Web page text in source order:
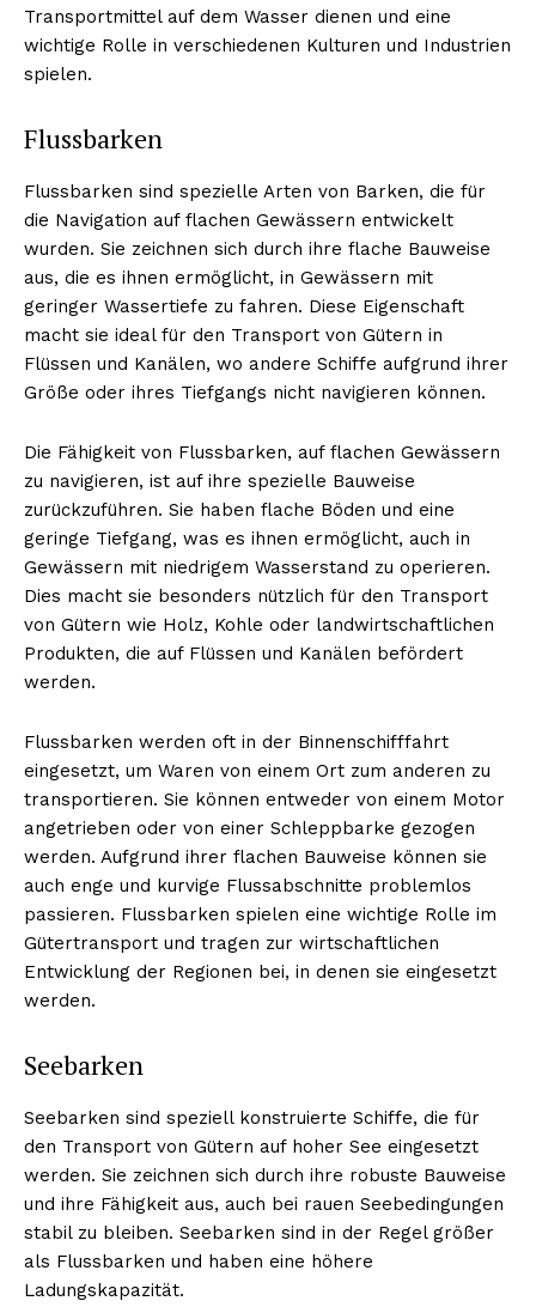
Transportmittel auf dem Wasser dienen und eine
wichtige Rolle in verschiedenen Kulturen und Industrien
spielen.
Flussbarken
Flussbarken sind spezielle Arten von Barken, die für
die Navigation auf flachen Gewässern entwickelt
wurden. Sie zeichnen sich durch ihre flache Bauweise
aus, die es ihnen ermöglicht, in Gewässern mit
geringer Wassertiefe zu fahren. Diese Eigenschaft
macht sie ideal für den Transport von Gütern in
Flüssen und Kanälen, wo andere Schiffe aufgrund ihrer
Größe oder ihres Tiefgangs nicht navigieren können.
Die Fähigkeit von Flussbarken, auf flachen Gewässern
zu navigieren, ist auf ihre spezielle Bauweise
zurückzuführen. Sie haben flache Böden und eine
geringe Tiefgang, was es ihnen ermöglicht, auch in
Gewässern mit niedrigem Wasserstand zu operieren.
Dies macht sie besonders nützlich für den Transport
von Gütern wie Holz, Kohle oder landwirtschaftlichen
Produkten, die auf Flüssen und Kanälen befördert
werden.
Flussbarken werden oft in der Binnenschifffahrt
eingesetzt, um Waren von einem Ort zum anderen zu
transportieren. Sie können entweder von einem Motor
angetrieben oder von einer Schleppbarke gezogen
werden. Aufgrund ihrer flachen Bauweise können sie
auch enge und kurvige Flussabschnitte problemlos
passieren. Flussbarken spielen eine wichtige Rolle im
Gütertransport und tragen zur wirtschaftlichen
Entwicklung der Regionen bei, in denen sie eingesetzt
werden.
Seebarken
Seebarken sind speziell konstruierte Schiffe, die für
den Transport von Gütern auf hoher See eingesetzt
werden. Sie zeichnen sich durch ihre robuste Bauweise
und ihre Fähigkeit aus, auch bei rauen Seebedingungen
stabil zu bleiben. Seebarken sind in der Regel größer
als Flussbarken und haben eine höhere
Ladungskapazität.